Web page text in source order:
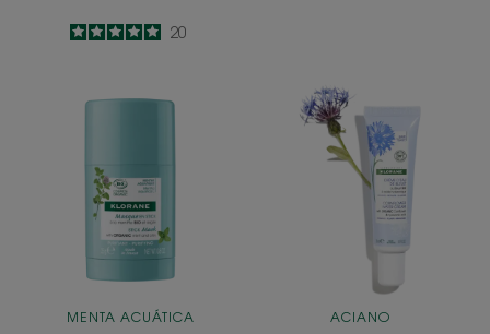
5
/
5
20
Mascarilla
stick
MENTA ACUÁTICA
al
agua
de
Aciano
BIO
ACIANO